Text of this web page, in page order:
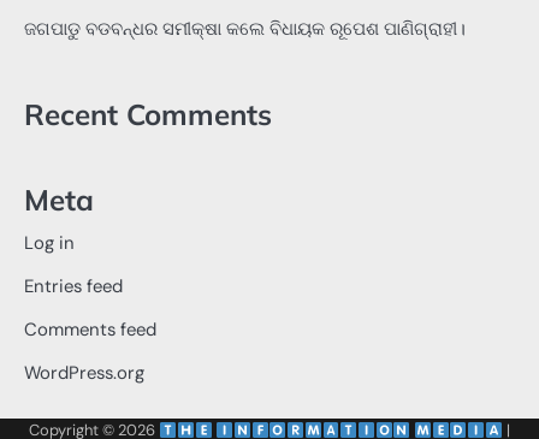
ଜଗପାଡୁ ବଡବନ୍ଧର ସମୀକ୍ଷା କଲେ ବିଧାୟକ ରୂପେଶ ପାଣିଗ୍ରାହୀ।
Recent Comments
Meta
Log in
Entries feed
Comments feed
WordPress.org
Copyright © 2026
|